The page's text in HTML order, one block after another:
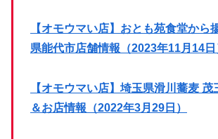
【オモウマい店】おとも苑食堂から
県能代市店舗情報（2023年11月14日
【オモウマい店】埼玉県滑川蕎麦
＆お店情報（2022年3月29日）